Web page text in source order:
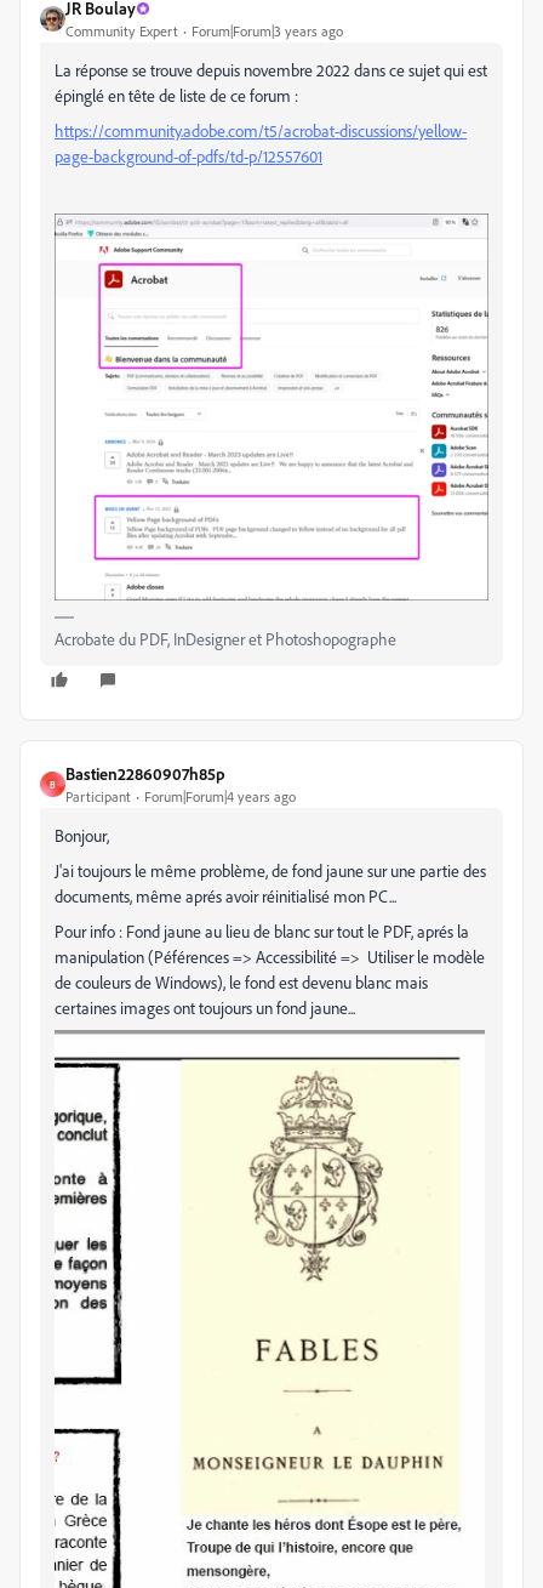
JR Boulay
Community Expert Forum|Forum|3 years ago
La réponse se trouve depuis novembre 2022 dans ce sujet qui est
épinglé en tête de liste de ce forum :
https://community.adobe.com/t5/acrobat-discussions/yellow-
page-background-of-pdfs/td-p/12557601
Acrobate du PDF, InDesigner et Photoshopographe
B
Bastien22860907h85p
Participant Forum|Forum|4 years ago
Bonjour,
J'ai toujours le même problème, de fond jaune sur une partie des
documents, même aprés avoir réinitialisé mon PC...
Pour info : Fond jaune au lieu de blanc sur tout le PDF, aprés la
manipulation (Péférences => Accessibilité => Utiliser le modèle
de couleurs de Windows), le fond est devenu blanc mais
certaines images ont toujours un fond jaune...